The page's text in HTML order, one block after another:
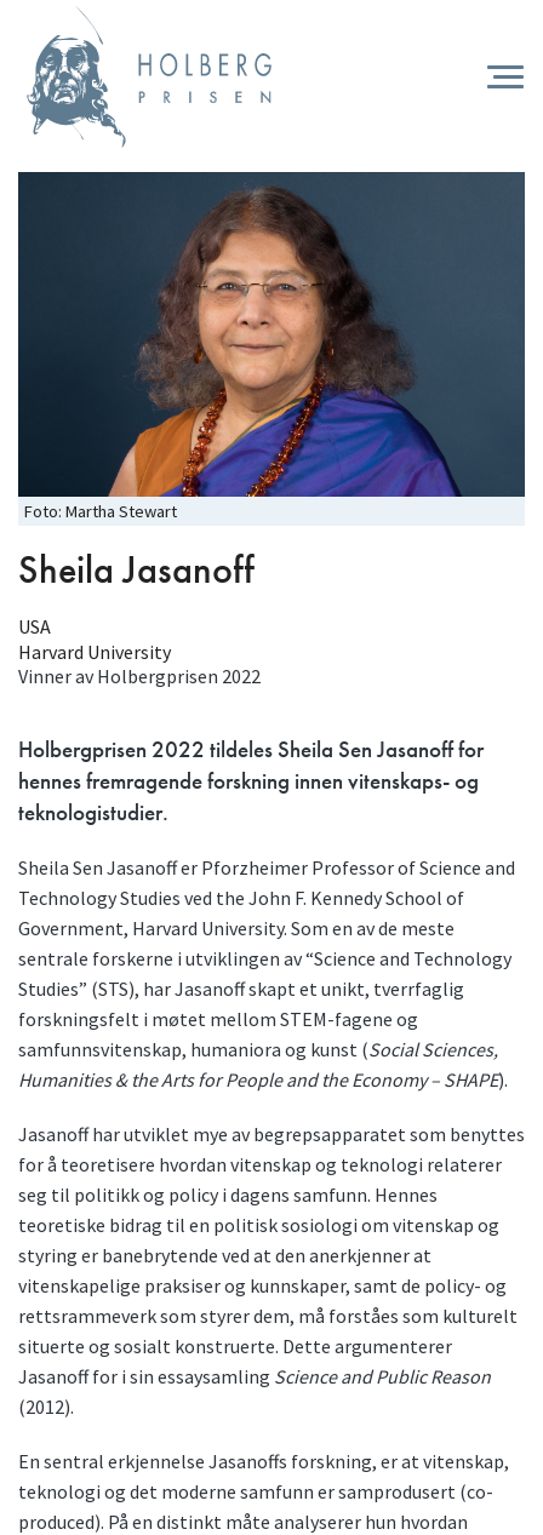
hovedinnhold
Foto: Martha Stewart
Sheila Jasanoff
USA
Harvard University
Vinner av Holbergprisen 2022
Holbergprisen 2022 tildeles Sheila Sen Jasanoff for
hennes fremragende forskning innen vitenskaps- og
teknologistudier.
Sheila Sen Jasanoff er Pforzheimer Professor of Science and
Technology Studies ved the John F. Kennedy School of
Government, Harvard University. Som en av de meste
sentrale forskerne i utviklingen av “Science and Technology
Studies” (STS), har Jasanoff skapt et unikt, tverrfaglig
forskningsfelt i møtet mellom STEM-fagene og
samfunnsvitenskap, humaniora og kunst (Social Sciences,
Humanities & the Arts for People and the Economy – SHAPE).
Jasanoff har utviklet mye av begrepsapparatet som benyttes
for å teoretisere hvordan vitenskap og teknologi relaterer
seg til politikk og policy i dagens samfunn. Hennes
teoretiske bidrag til en politisk sosiologi om vitenskap og
styring er banebrytende ved at den anerkjenner at
vitenskapelige praksiser og kunnskaper, samt de policy- og
rettsrammeverk som styrer dem, må forståes som kulturelt
situerte og sosialt konstruerte. Dette argumenterer
Jasanoff for i sin essaysamling Science and Public Reason
(2012).
En sentral erkjennelse Jasanoffs forskning, er at vitenskap,
teknologi og det moderne samfunn er samprodusert (co-
produced). På en distinkt måte analyserer hun hvordan